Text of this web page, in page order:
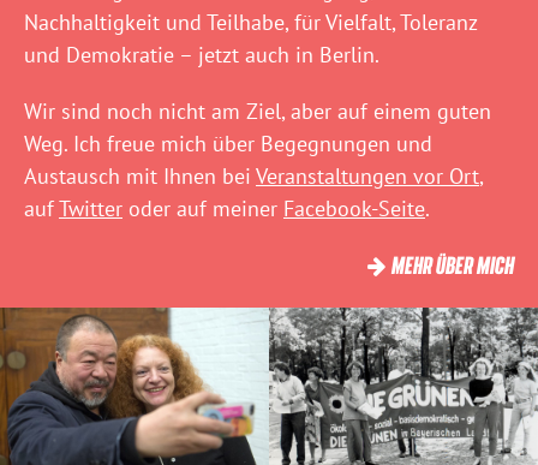
Nachhaltigkeit und Teilhabe, für Vielfalt, Toleranz
und Demokratie – jetzt auch in Berlin.
Wir sind noch nicht am Ziel, aber auf einem guten
Weg. Ich freue mich über Begegnungen und
Austausch mit Ihnen bei Veranstaltungen vor Ort,
aufTwitter oder auf meiner Facebook-Seite.
MEHR ÜBER MICH